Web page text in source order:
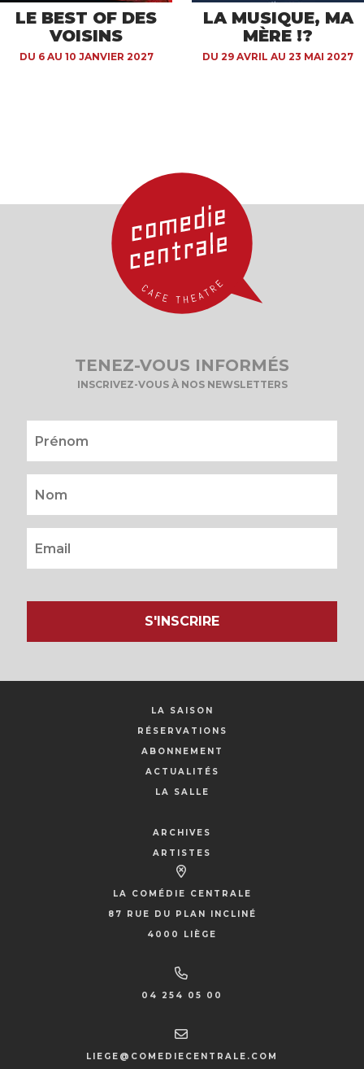
LE BEST OF DES
VOISINS
DU 6 AU 10 JANVIER 2027
LA MUSIQUE, MA
MÈRE !?
DU 29 AVRIL AU 23 MAI 2027
TENEZ-VOUS INFORMÉS
INSCRIVEZ-VOUS À NOS NEWSLETTERS
S'INSCRIRE
LA SAISON
RÉSERVATIONS
ABONNEMENT
ACTUALITÉS
LA SALLE
ARCHIVES
ARTISTES
LA COMÉDIE CENTRALE
87 RUE DU PLAN INCLINÉ
4000 LIÈGE
04 254 05 00
LIEGE@COMEDIECENTRALE.COM